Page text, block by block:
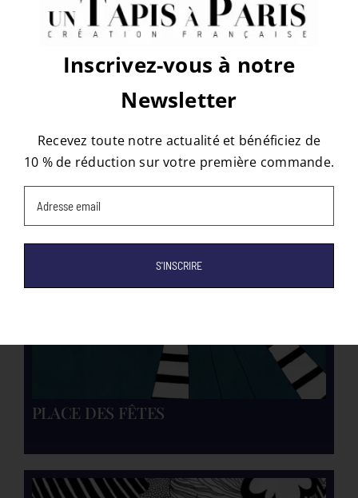
Les tapis qui peuvent vous
intéresser
PLACE DES FÊTES
Inscrivez-vous à notre
Newsletter
Recevez toute notre actualité et bénéficiez de
10 % de réduction sur votre première commande.